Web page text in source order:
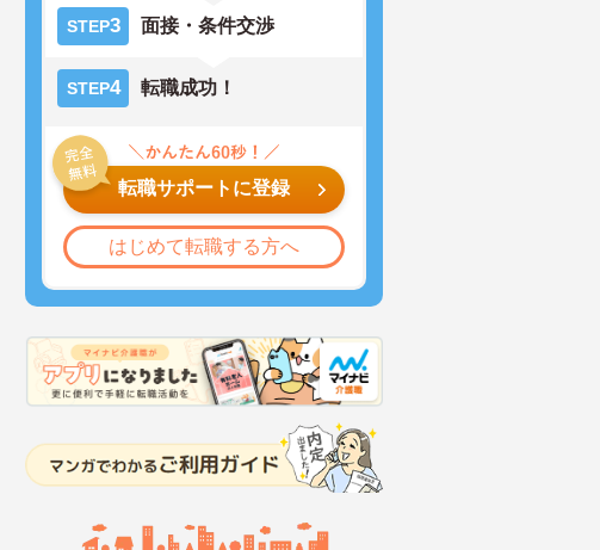
STEP3 面接・条件交渉
STEP4 転職成功！
転職サポートに登録
はじめて転職する方へ